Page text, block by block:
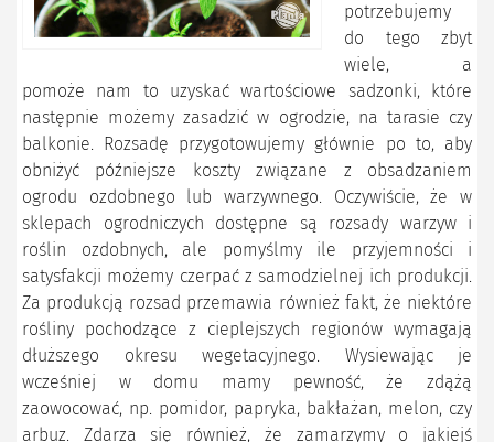
potrzebujemy
do tego zbyt
wiele, a
pomoże nam to uzyskać wartościowe sadzonki, które
następnie możemy zasadzić w ogrodzie, na tarasie czy
balkonie. Rozsadę przygotowujemy głównie po to, aby
obniżyć późniejsze koszty związane z obsadzaniem
ogrodu ozdobnego lub warzywnego. Oczywiście, że w
sklepach ogrodniczych dostępne są rozsady warzyw i
roślin ozdobnych, ale pomyślmy ile przyjemności i
satysfakcji możemy czerpać z samodzielnej ich produkcji.
Za produkcją rozsad przemawia również fakt, że niektóre
rośliny pochodzące z cieplejszych regionów wymagają
dłuższego okresu wegetacyjnego. Wysiewając je
wcześniej w domu mamy pewność, że zdążą
zaowocować, np. pomidor, papryka, bakłażan, melon, czy
arbuz. Zdarza się również, że zamarzymy o jakiejś